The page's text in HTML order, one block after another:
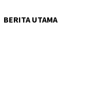
BERITA UTAMA